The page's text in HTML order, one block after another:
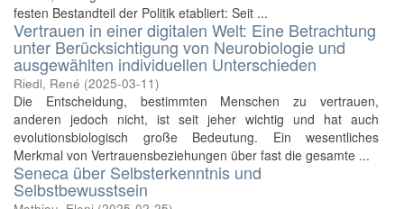
festen Bestandteil der Politik etabliert: Seit ...
Vertrauen in einer digitalen Welt: Eine Betrachtung
unter Berücksichtigung von Neurobiologie und
ausgewählten individuellen Unterschieden
Riedl, René (2025-03-11)
Die Entscheidung, bestimmten Menschen zu vertrauen,
anderen jedoch nicht, ist seit jeher wichtig und hat auch
evolutionsbiologisch große Bedeutung. Ein wesentliches
Merkmal von Vertrauensbeziehungen über fast die gesamte ...
Seneca über Selbsterkenntnis und
Selbstbewusstsein